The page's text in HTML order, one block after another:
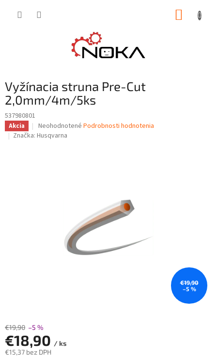
Vyžínacia struna Pre-Cut
2,0mm/4m/5ks
537980801
Akcia
Priemerné
hodnotenie
Neohodnotené Podrobnosti hodnotenia
Značka: Husqvarna
€19,90
–5 %
€19,90 –5 %
€18,90 / ks
€15,37 bez DPH